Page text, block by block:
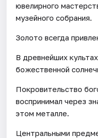
ювелирного
музейного собрания.
Золото всегда
В древнейших
божественной
Покровительство
воспринимал через
этом металле.
Центральными